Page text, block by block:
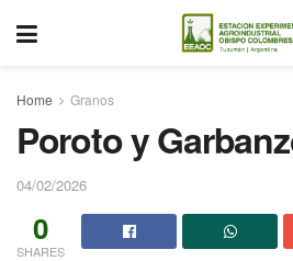
Home Granos
Poroto y
04/02/2026
0
SHARES